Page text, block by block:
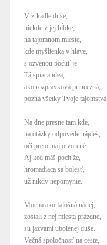
V zrkadle duše,
niekde v jej hĺbke,
na tajomnom mieste,
kde myšlienka v hlave,
s ozvenou počuť je.
Tá spiaca idea,
ako rozprávková princezná,
pozná všetky Tvoje tajomstvá.
Na dne presne tam kde,
na otázky odpovede nájdeš,
oči preto maj otvorené.
Aj ked máš pocit že,
hromadiaca sa bolesť,
už nikdy nepomynie.
Mocná ako falošná nádej,
zostali z nej miesta prázdne,
sú jazvami ubolenej duše.
Večná spoločnosť na ceste,